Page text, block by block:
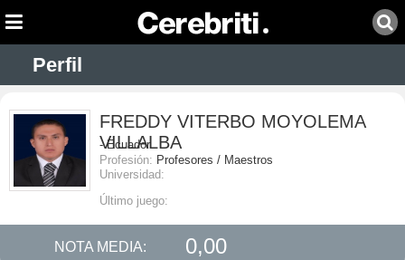
Perfil
FREDDY VITERBO MOYOLEMA
VILLALBA
- Ecuador
Profesión: Profesores / Maestros
Universidad:
Último juego:
NOTA MEDIA: 0,00